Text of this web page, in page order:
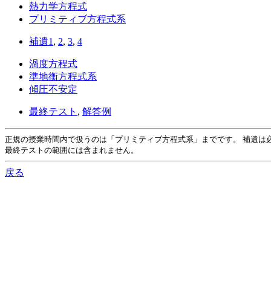
熱力学方程式
プリミティブ方程式系
補遺1 , 2, 3, 4
渦度方程式
準地衡方程式系
傾圧不安定
最終テスト , 解答例
正規の授業時間内で扱うのは「プリミティブ方程式系」までです。 補遺
最終テストの範囲には含まれません。
戻る